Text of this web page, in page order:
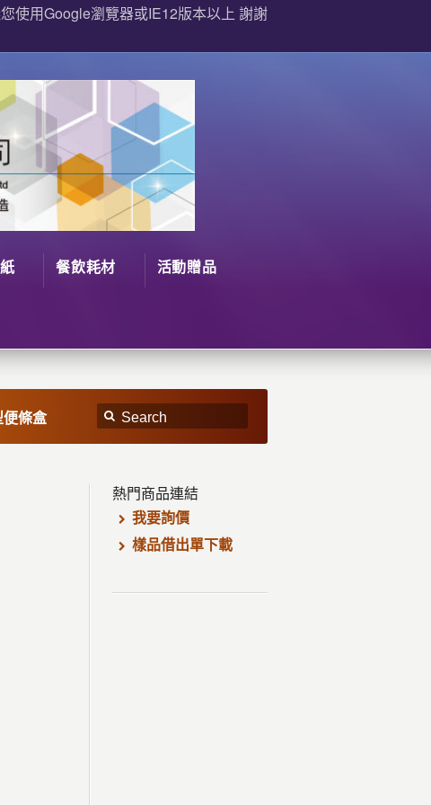
使用Google瀏覽器或IE12版本以上 謝謝
餐飲耗材
活動贈品
條盒
熱門商品連結
我要詢價
樣品借出單下載